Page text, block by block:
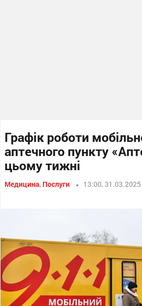
Графік роботи
аптечного пункту
цьому тижні
Медицина, Послуги 13:00, 31.03.2025